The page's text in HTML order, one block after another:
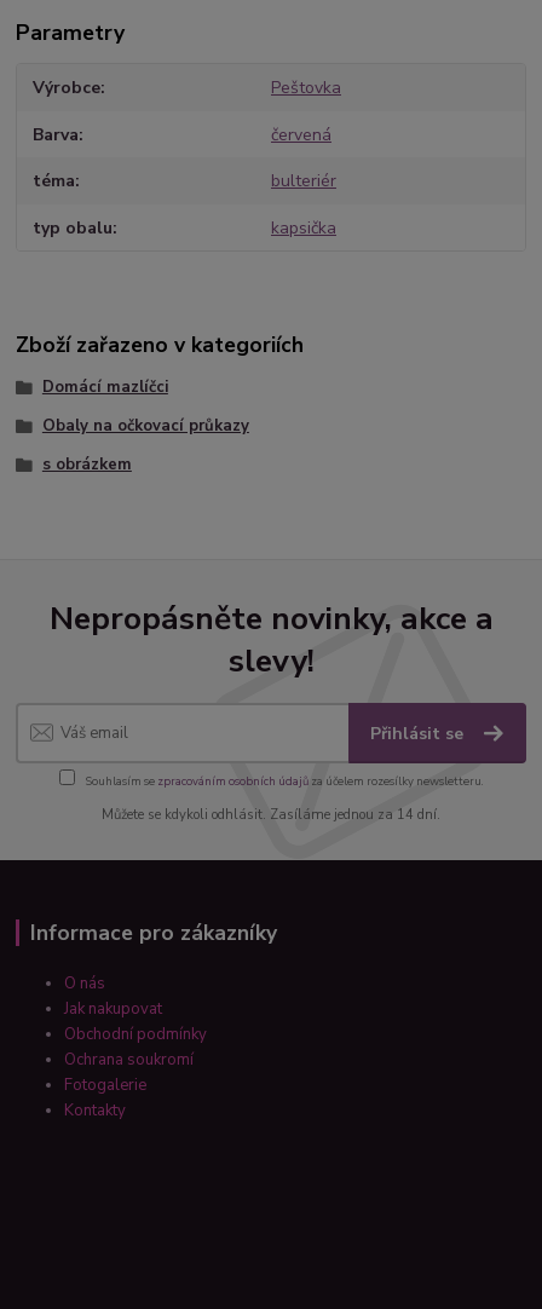
Parametry
Výrobce Peštovka
Barva červená
téma bulteriér
typ obalu kapsička
Zboží zařazeno v kategoriích
Domácí mazlíčci
Obaly na očkovací průkazy
s obrázkem
Nepropásněte novinky, akce a
slevy!
Přihlásit se
Souhlasím se zpracováním osobních údajůza účelem rozesílky newsletteru.
Můžete se kdykoli odhlásit. Zasíláme jednou za 14 dní.
Informace pro zákazníky
O nás
Jak nakupovat
Obchodní podmínky
Ochrana soukromí
Fotogalerie
Kontakty